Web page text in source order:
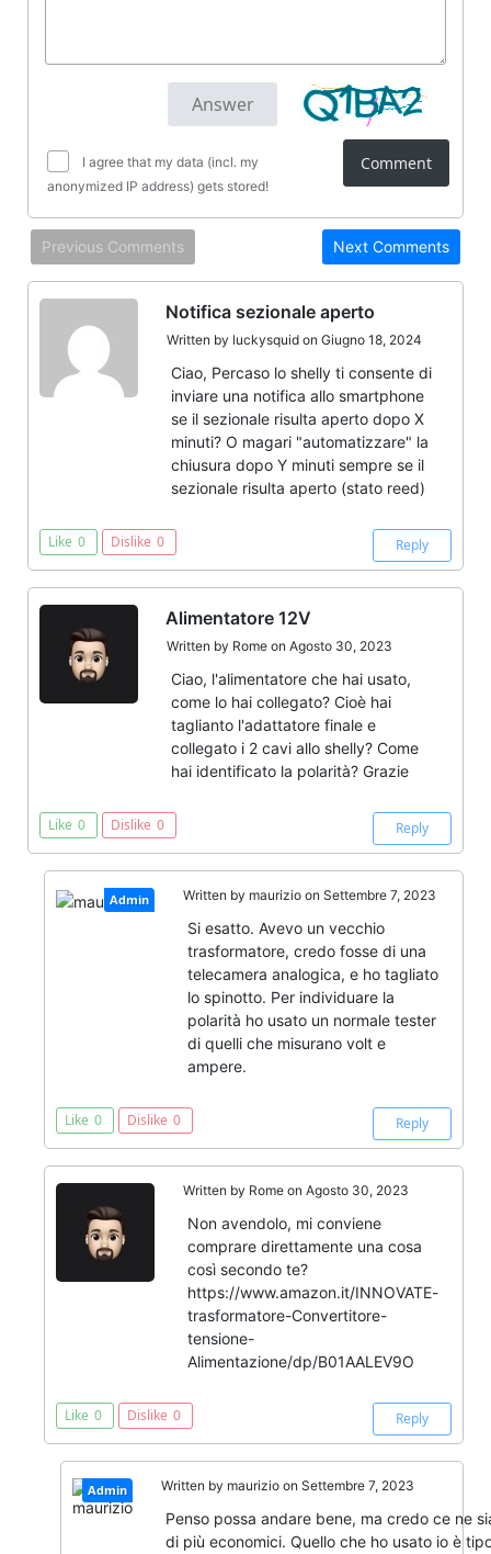
I agree that my data (incl. my
anonymized IP address) gets stored!
Comment
Previous Comments Next Comments
Notifica sezionale aperto
Written by luckysquid on Giugno 18, 2024
Ciao, Percaso lo shelly ti consente di
inviare una notifica allo smartphone
se il sezionale risulta aperto dopo X
minuti? O magari "automatizzare" la
chiusura dopo Y minuti sempre se il
sezionale risulta aperto (stato reed)
Like 0 Dislike 0 Reply
Alimentatore 12V
Written by Rome on Agosto 30, 2023
Ciao, l'alimentatore che hai usato,
come lo hai collegato? Cioè hai
taglianto l'adattatore finale e
collegato i 2 cavi allo shelly? Come
hai identificato la polarità? Grazie
Like 0 Dislike 0 Reply
Admin Written by maurizio on Settembre 7, 2023
Si esatto. Avevo un vecchio
trasformatore, credo fosse di una
telecamera analogica, e ho tagliato
lo spinotto. Per individuare la
polarità ho usato un normale tester
di quelli che misurano volt e
ampere.
Like 0 Dislike 0 Reply
Written by Rome on Agosto 30, 2023
Non avendolo, mi conviene
comprare direttamente una cosa
così secondo te?
https://www.amazon.it/INNOVATE-
trasformatore-Convertitore-
tensione-
Alimentazione/dp/B01AALEV9O
Like 0 Dislike 0 Reply
Admin Written by maurizio on Settembre 7, 2023
Penso possa andare bene, ma credo ce ne
di più economici. Quello che ho usato io è